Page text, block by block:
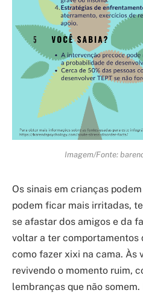
Imagem/Fonte:
Os sinais em crianças
podem ficar mais irritadas,
se afastar dos amigos e da
voltar a ter comportamentos
como fazer xixi na cama. Às
revivendo o momento ruim,
lembranças que não